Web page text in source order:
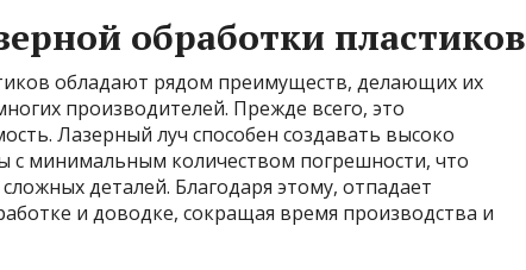
обработки пластиков
обладают рядом преимуществ, делающих их
производителей. Прежде всего, это
Лазерный луч способен создавать высоко
с минимальным количеством погрешности, что
деталей. Благодаря этому, отпадает
и доводке, сокращая время производства и